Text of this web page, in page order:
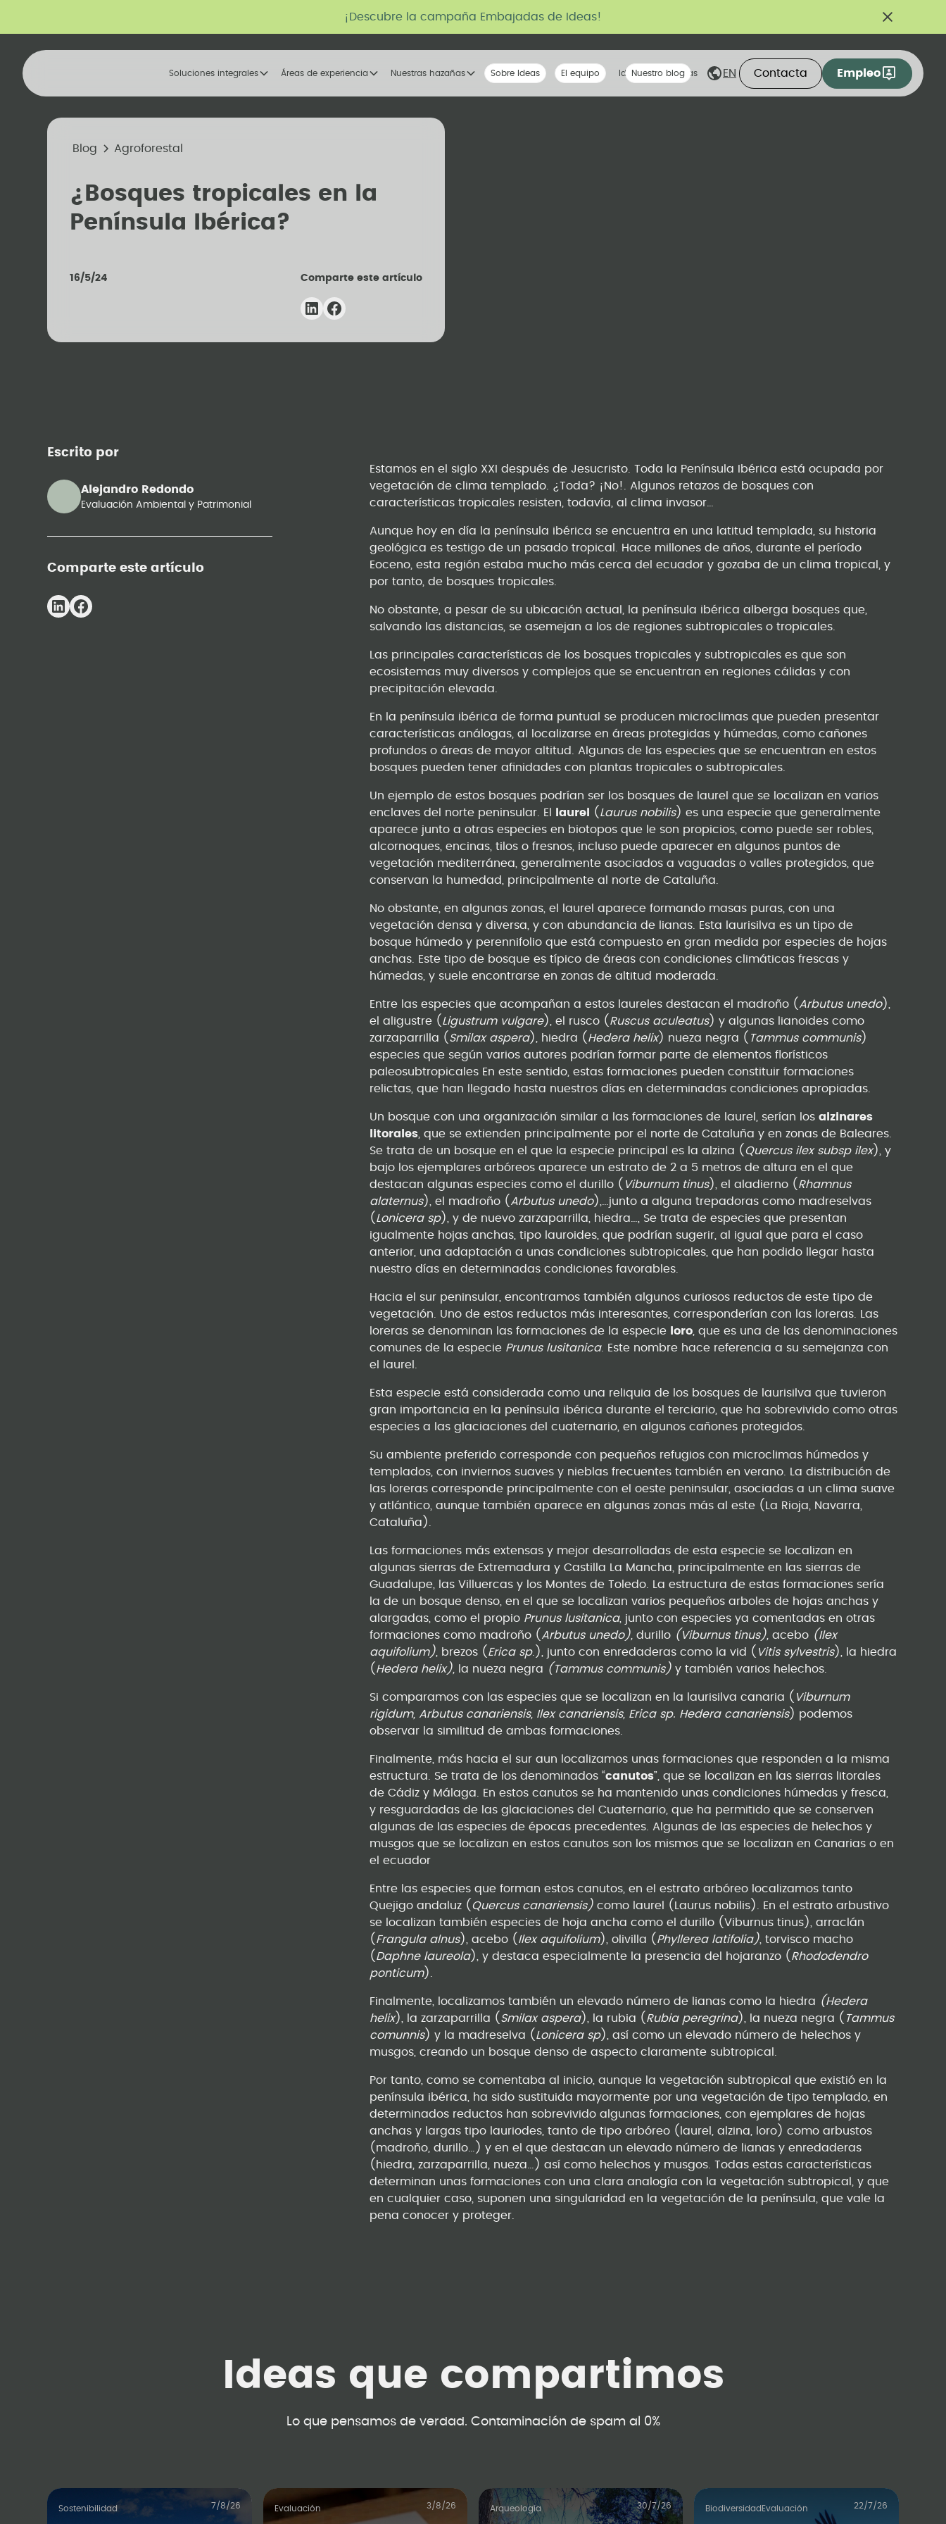
¡Descubre la campaña Embajadas de Ideas!
Soluciones integrales Áreas de experiencia Nuestras hazañas Nuestra voz
Sobre Ideas La tribu
El equipo Ideas compartidas
Nuestro blog EN Contacta Empleo
Blog Agroforestal
¿Bosques tropicales en la
Península Ibérica?
16/5/24 Comparte este artículo
Escrito por
Alejandro Redondo
Evaluación Ambiental y Patrimonial
Comparte este artículo
Estamos en el siglo XXI después de Jesucristo. Toda la Península Ibérica está ocupada por
vegetación de clima templado. ¿Toda? ¡No!. Algunos retazos de bosques con
características tropicales resisten, todavía, al clima invasor…
Aunque hoy en día la península ibérica se encuentra en una latitud templada, su historia
geológica es testigo de un pasado tropical. Hace millones de años, durante el período
Eoceno, esta región estaba mucho más cerca del ecuador y gozaba de un clima tropical, y
por tanto, de bosques tropicales.
No obstante, a pesar de su ubicación actual, la península ibérica alberga bosques que,
salvando las distancias, se asemejan a los de regiones subtropicales o tropicales.
Las principales características de los bosques tropicales y subtropicales es que son
ecosistemas muy diversos y complejos que se encuentran en regiones cálidas y con
precipitación elevada.
En la península ibérica de forma puntual se producen microclimas que pueden presentar
características análogas, al localizarse en áreas protegidas y húmedas, como cañones
profundos o áreas de mayor altitud. Algunas de las especies que se encuentran en estos
bosques pueden tener afinidades con plantas tropicales o subtropicales.
Un ejemplo de estos bosques podrían ser los bosques de laurel que se localizan en varios
enclaves del norte peninsular. El
laurel ( Laurus nobilis) es una especie que generalmente
aparece junto a otras especies en biotopos que le son propicios, como puede ser robles,
alcornoques, encinas, tilos o fresnos, incluso puede aparecer en algunos puntos de
vegetación mediterránea, generalmente asociados a vaguadas o valles protegidos, que
conservan la humedad, principalmente al norte de Cataluña.
No obstante, en algunas zonas, el laurel aparece formando masas puras, con una
vegetación densa y diversa, y con abundancia de lianas. Esta laurisilva es un tipo de
bosque húmedo y perennifolio que está compuesto en gran medida por especies de hojas
anchas. Este tipo de bosque es típico de áreas con condiciones climáticas frescas y
húmedas, y suele encontrarse en zonas de altitud moderada.
Entre las especies que acompañan a estos laureles destacan el madroño ( Arbutus unedo),
el aligustre ( Ligustrum vulgare), el rusco ( Ruscus aculeatus) y algunas lianoides como
zarzaparrilla ( Smilax aspera), hiedra ( Hedera helix) nueza negra ( Tammus communis)
especies que según varios autores podrían formar parte de elementos florísticos
paleosubtropicales En este sentido, estas formaciones pueden constituir formaciones
relictas, que han llegado hasta nuestros días en determinadas condiciones apropiadas.
Un bosque con una organización similar a las formaciones de laurel, serían losalzinares
litorales , que se extienden principalmente por el norte de Cataluña y en zonas de Baleares.
Se trata de un bosque en el que la especie principal es la alzina ( Quercus ilex subsp ilex), y
bajo los ejemplares arbóreos aparece un estrato de 2 a 5 metros de altura en el que
destacan algunas especies como el durillo ( Viburnum tinus), el aladierno ( Rhamnus
alaternus), el madroño ( Arbutus unedo),…junto a alguna trepadoras como madreselvas
( Lonicera sp), y de nuevo zarzaparrilla, hiedra…, Se trata de especies que presentan
igualmente hojas anchas, tipo lauroides, que podrían sugerir, al igual que para el caso
anterior, una adaptación a unas condiciones subtropicales, que han podido llegar hasta
nuestro días en determinadas condiciones favorables.
Hacia el sur peninsular, encontramos también algunos curiosos reductos de este tipo de
vegetación. Uno de estos reductos más interesantes, corresponderían con las loreras. Las
loreras se denominan las formaciones de la especie
loro , que es una de las denominaciones
comunes de la especie Prunus lusitanica. Este nombre hace referencia a su semejanza con
el laurel.
Esta especie está considerada como una reliquia de los bosques de laurisilva que tuvieron
gran importancia en la península ibérica durante el terciario, que ha sobrevivido como otras
especies a las glaciaciones del cuaternario, en algunos cañones protegidos.
Su ambiente preferido corresponde con pequeños refugios con microclimas húmedos y
templados, con inviernos suaves y nieblas frecuentes también en verano. La distribución de
las loreras corresponde principalmente con el oeste peninsular, asociadas a un clima suave
y atlántico, aunque también aparece en algunas zonas más al este (La Rioja, Navarra,
Cataluña).
Las formaciones más extensas y mejor desarrolladas de esta especie se localizan en
algunas sierras de Extremadura y Castilla La Mancha, principalmente en las sierras de
Guadalupe, las Villuercas y los Montes de Toledo. La estructura de estas formaciones sería
la de un bosque denso, en el que se localizan varios pequeños arboles de hojas anchas y
alargadas, como el propio Prunus lusitanica, junto con especies ya comentadas en otras
formaciones como madroño ( Arbutus unedo),durillo (Viburnus tinus),acebo (Ilex
aquifolium) , brezos ( Erica sp.), junto con enredaderas como la vid ( Vitis sylvestris), la hiedra
( Hedera helix), la nueza negra (Tammus communis) y también varios helechos.
Si comparamos con las especies que se localizan en la laurisilva canaria ( Viburnum
rigidum, Arbutus canariensis, Ilex canariensis, Erica sp. Hedera canariensis) podemos
observar la similitud de ambas formaciones.
Finalmente, más hacia el sur aun localizamos unas formaciones que responden a la misma
estructura. Se trata de los denominados “canutos”, que se localizan en las sierras litorales
de Cádiz y Málaga. En estos canutos se ha mantenido unas condiciones húmedas y fresca,
y resguardadas de las glaciaciones del Cuaternario, que ha permitido que se conserven
algunas de las especies de épocas precedentes. Algunas de las especies de helechos y
musgos que se localizan en estos canutos son los mismos que se localizan en Canarias o en
el ecuador
Entre las especies que forman estos canutos, en el estrato arbóreo localizamos tanto
Quejigo andaluz ( Quercus canariensis) como laurel (Laurus nobilis). En el estrato arbustivo
se localizan también especies de hoja ancha como el durillo (Viburnus tinus), arraclán
( Frangula alnus), acebo ( Ilex aquifolium), olivilla ( Phyllerea latifolia) , torvisco macho
( Daphne laureola), y destaca especialmente la presencia del hojaranzo ( Rhododendro
ponticum).
Finalmente, localizamos también un elevado número de lianas como la hiedra (Hedera
helix), la zarzaparrilla ( Smilax aspera), la rubia ( Rubia peregrina), la nueza negra ( Tammus
comunnis) y la madreselva ( Lonicera sp), así como un elevado número de helechos y
musgos, creando un bosque denso de aspecto claramente subtropical.
Por tanto, como se comentaba al inicio, aunque la vegetación subtropical que existió en la
península ibérica, ha sido sustituida mayormente por una vegetación de tipo templado, en
determinados reductos han sobrevivido algunas formaciones, con ejemplares de hojas
anchas y largas tipo lauriodes, tanto de tipo arbóreo (laurel, alzina, loro) como arbustos
(madroño, durillo…) y en el que destacan un elevado número de lianas y enredaderas
(hiedra, zarzaparrilla, nueza…) así como helechos y musgos. Todas estas características
determinan unas formaciones con una clara analogía con la vegetación subtropical, y que
en cualquier caso, suponen una singularidad en la vegetación de la península, que vale la
pena conocer y proteger.
Ideas que compartimos
Lo que pensamos de verdad. Contaminación de spam al 0%
Sostenibilidad 7/8/26 Evaluación 3/8/26 Arqueología 30/7/26 Biodiversidad Evaluación 22/7/26